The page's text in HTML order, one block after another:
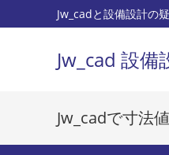
ン
キ
Jw_cadと設備設計の
Jw_cad 設備
Jw_cadで寸法